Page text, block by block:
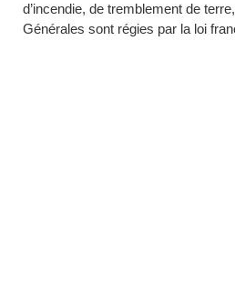
d’incendie, de tremblement de
Générales sont régies par la loi